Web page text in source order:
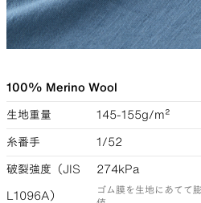
100% Merino Wool
生地重量 145-155g/m²
糸番手 1/52
破裂強度（JIS
L1096A）
274kPa
ゴム膜を生地にあてて